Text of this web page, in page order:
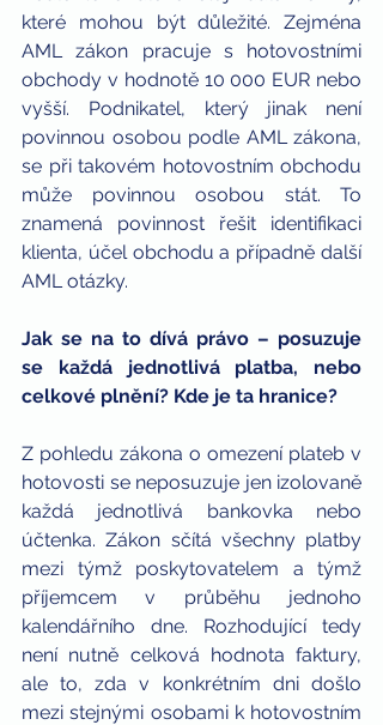
které mohou být důležité. Zejména
AML zákon pracuje s hotovostními
obchody v hodnotě 10 000 EUR nebo
vyšší. Podnikatel, který jinak není
povinnou osobou podle AML zákona,
se při takovém hotovostním obchodu
může povinnou osobou stát. To
znamená povinnost řešit identifikaci
klienta, účel obchodu a případně další
AML otázky.
Jak se na to dívá právo – posuzuje
se každá jednotlivá platba, nebo
celkové plnění? Kde je ta hranice?
Z pohledu zákona o omezení plateb v
hotovosti se neposuzuje jen izolovaně
každá jednotlivá bankovka nebo
účtenka. Zákon sčítá všechny platby
mezi týmž poskytovatelem a týmž
příjemcem v průběhu jednoho
kalendářního dne. Rozhodující tedy
není nutně celková hodnota faktury,
ale to, zda v konkrétním dni došlo
mezi stejnými osobami k hotovostním